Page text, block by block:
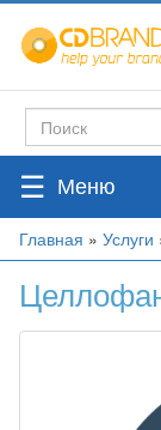
Перейти
основному
Форма
поиска
Поиск
☰
Вы
Главная » Услуги